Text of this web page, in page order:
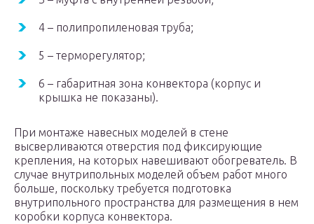
4 – полипропиленовая труба;
5 – терморегулятор;
6 – габаритная зона конвектора (корпус и
крышка не показаны).
При монтаже навесных моделей в стене
высверливаются отверстия под фиксирующие
крепления, на которых навешивают обогреватель. В
случае внутрипольных моделей объем работ много
больше, поскольку требуется подготовка
внутрипольного пространства для размещения в нем
коробки корпуса конвектора.